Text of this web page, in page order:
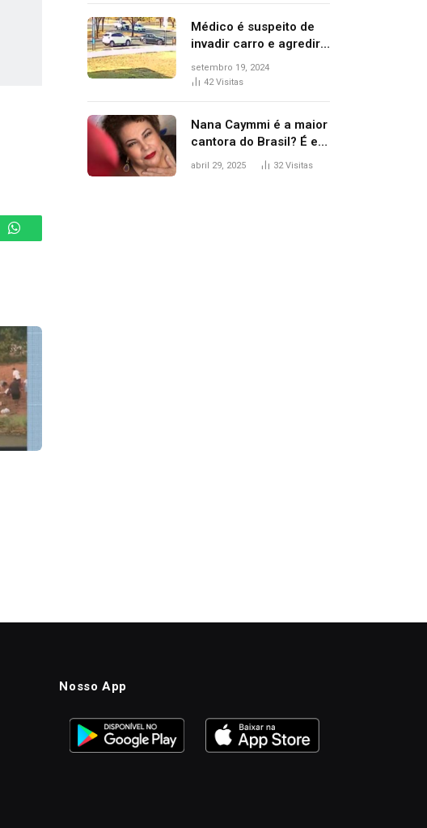
WhatsApp
Grammy 2025
Médico é suspeito de
invadir carro e agredir
delegado aposentado
durante confusão no
setembro 19, 2024
42Visitas
Nana Caymmi é a maior
cantora do Brasil? É e
não é…
abril 29, 2025 32Visitas
Nosso App